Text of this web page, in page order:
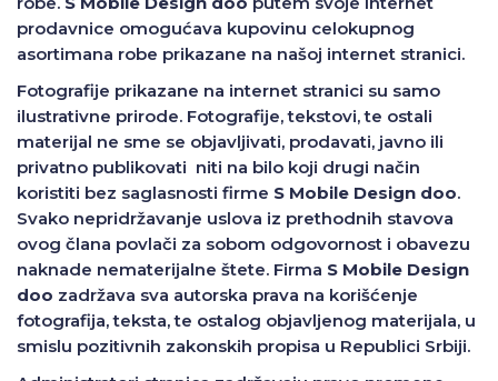
prodavnice omogućava kupovinu celokupnog
asortimana robe prikazane na našoj internet stranici.
Fotografije prikazane na internet stranici su samo
ilustrativne prirode. Fotografije, tekstovi, te ostali
materijal ne sme se objavljivati, prodavati, javno ili
privatno publikovati niti na bilo koji drugi način
koristiti bez saglasnosti firme S Mobile Design doo.
Svako nepridržavanje uslova iz prethodnih stavova
ovog člana povlači za sobom odgovornost i obavezu
naknade nematerijalne štete. Firma S Mobile Design
doo zadržava sva autorska prava na korišćenje
fotografija, teksta, te ostalog objavljenog materijala, u
smislu pozitivnih zakonskih propisa u Republici Srbiji.